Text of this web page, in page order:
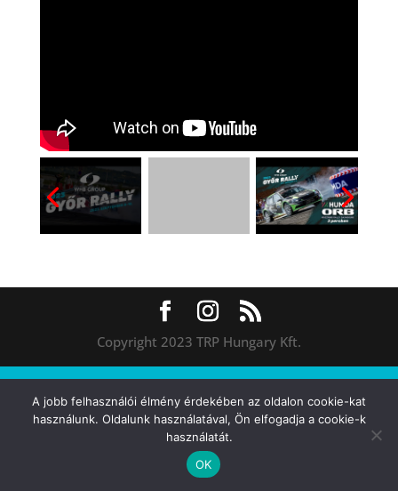
Copyright 2023 TRP Hungary Kft.
A jobb felhasználói élmény érdekében az oldalon cookie-kat
használunk. Oldalunk használatával, Ön elfogadja a cookie-k
használatát.
OK